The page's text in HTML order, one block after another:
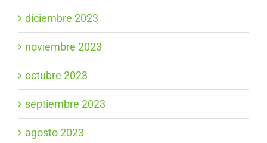
diciembre 2023
noviembre 2023
octubre 2023
septiembre 2023
agosto 2023